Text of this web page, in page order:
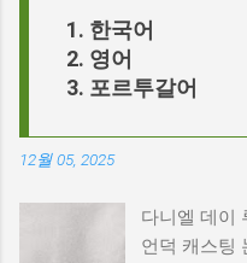
한국어
영어
포르투갈어
12월 05, 2025
다니엘 데이
언덕 캐스팅